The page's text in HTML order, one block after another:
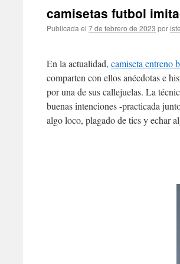
camisetas futbol
Publicada el 7 de febrero de 2023 por
En la actualidad, camiseta entreno
comparten con ellos anécdotas e
por una de sus callejuelas. La
buenas intenciones -practicada
algo loco, plagado de tics y echar